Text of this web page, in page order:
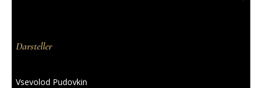
Darsteller
Vsevolod Pudovkin